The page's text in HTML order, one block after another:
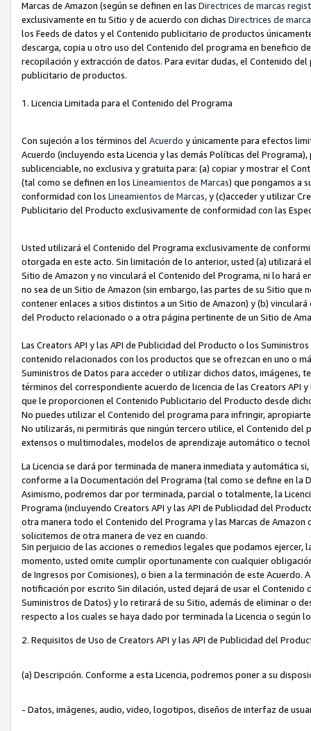
Marcas de Amazon (según se definen en las Directrices de marcas
exclusivamente en tu Sitio y de acuerdo con dichas Directrices de
los Feeds de datos y el Contenido publicitario de productos
descarga, copia u otro uso del Contenido del programa en beneficio
recopilación y extracción de datos. Para evitar dudas, el Contenido
publicitario de productos.
1. Licencia Limitada para el Contenido del Programa
Con sujeción a los términos del Acuerdo y únicamente para efectos
Acuerdo (incluyendo esta Licencia y las demás Políticas del
sublicenciable, no exclusiva y gratuita para: (a) copiar y mostrar el
(tal como se definen en los Lineamientos de Marcas) que pongamos a
conformidad con los Lineamientos de Marcas, y (c)acceder y utilizar
Publicitario del Producto exclusivamente de conformidad con las
Usted utilizará el Contenido del Programa exclusivamente de
otorgada en este acto. Sin limitación de lo anterior, usted (a) utilizará
Sitio de Amazon y no vinculará el Contenido del Programa, ni lo hará
no sea de un Sitio de Amazon (sin embargo, las partes de su Sitio
contener enlaces a sitios distintos a un Sitio de Amazon) y (b)
del Producto relacionado o a otra página pertinente de un Sitio de
Las Creators API y las API de Publicidad del Producto o los
contenido relacionados con los productos que se ofrezcan en uno o
Suministros de Datos para acceder o utilizar dichos datos,
términos del correspondiente acuerdo de licencia de las Creators API
que le proporcionen el Contenido Publicitario del Producto desde
No puedes utilizar el Contenido del programa para infringir,
No utilizarás, ni permitirás que ningún tercero utilice, el Contenido
extensos o multimodales, modelos de aprendizaje automático o
La Licencia se dará por terminada de manera inmediata y automática
conforme a la Documentación del Programa (tal como se define en la
Asimismo, podremos dar por terminada, parcial o totalmente, la
Programa (incluyendo Creators API y las API de Publicidad del
otra manera todo el Contenido del Programa y las Marcas de
solicitemos de otra manera de vez en cuando.
Sin perjuicio de las acciones o remedios legales que podamos
momento, usted omite cumplir oportunamente con cualquier
de Ingresos por Comisiones), o bien a la terminación de este
notificación por escrito Sin dilación, usted dejará de usar el
Suministros de Datos) y lo retirará de su Sitio, además de eliminar o
respecto a los cuales se haya dado por terminada la Licencia o según
2. Requisitos de Uso de Creators API y las API de Publicidad del
(a) Descripción. Conforme a esta Licencia, podremos poner a su
- Datos, imágenes, audio, video, logotipos, diseños de interfaz de